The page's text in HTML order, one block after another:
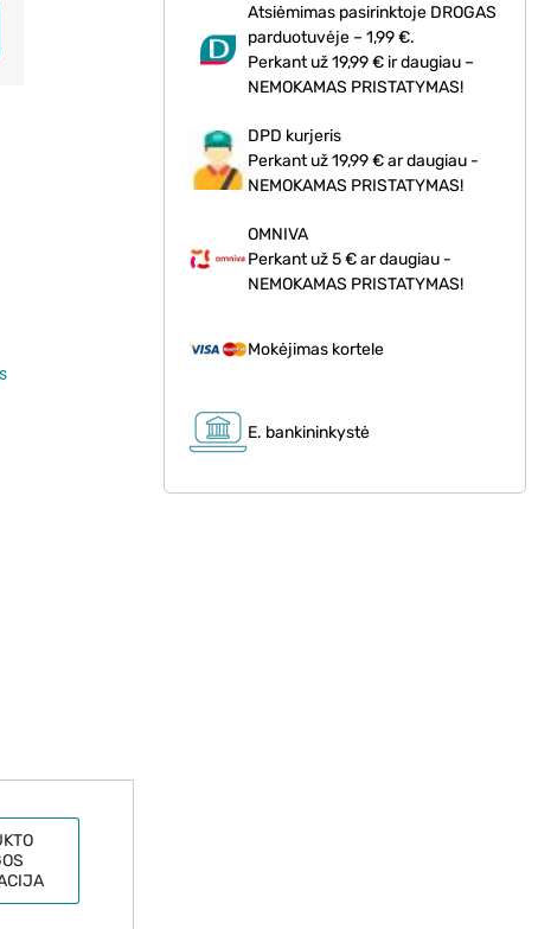
Atsiėmimas pasirinktoje DROGAS
parduotuvėje – 1,99 €.
Perkant už 19,99 € ir daugiau –
NEMOKAMAS PRISTATYMAS!
DPD kurjeris
Perkant už 19,99 € ar daugiau -
NEMOKAMAS PRISTATYMAS!
OMNIVA
Perkant už 5 € ar daugiau -
NEMOKAMAS PRISTATYMAS!
Mokėjimas kortele
E. bankininkystė